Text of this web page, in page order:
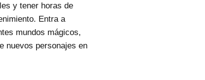
y tener horas de
Entra a
mundos mágicos,
nuevos personajes en